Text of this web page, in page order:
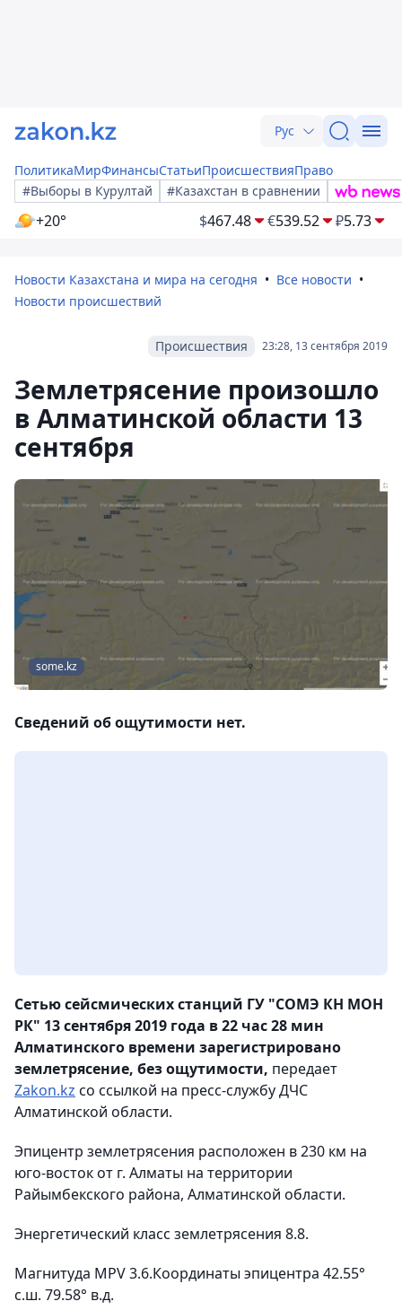
Рус
ПолитикаМирФинансыСтатьиПроисшествияПраво
#Выборы в Курултай
#Казахстан в сравнении
+20° $467.48 €539.52 ₽5.73
Новости Казахстана и мира на сегодня
Все новости
Новости происшествий
23:28, 13 сентября 2019
Происшествия
Землетрясение произошло
в Алматинской области 13
сентября
some.kz
Сведений об ощутимости нет.
Сетью сейсмических станций ГУ "СОМЭ КН МОН
РК" 13 сентября 2019 года в 22 час 28 мин
Алматинского времени зарегистрировано
землетрясение, без ощутимости, передает
Zakon.kz со ссылкой на пресс-службу ДЧС
Алматинской области.
Эпицентр землетрясения расположен в 230 км на
юго-восток от г. Алматы на территории
Райымбекского района, Алматинской области.
Энергетический класс землетрясения 8.8.
Магнитуда MPV 3.6.Координаты эпицентра 42.55°
с.ш. 79.58° в.д.